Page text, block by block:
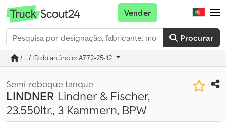
Procurar
Vender
/ ... / ID do anúncio: A772-25-12
Semi-reboque tanque
LINDNER Lindner & Fischer,
23.550ltr., 3 Kammern, BPW